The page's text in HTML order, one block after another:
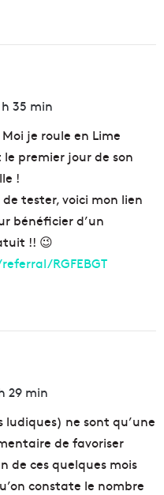
35 min
je roule en Lime
premier jour de son
!
de tester, voici mon lien
bénéficier d’un
!! 😉
RGFEBGT
29 min
ludiques) ne sont qu’une
de favoriser
de ces quelques mois
constate le nombre